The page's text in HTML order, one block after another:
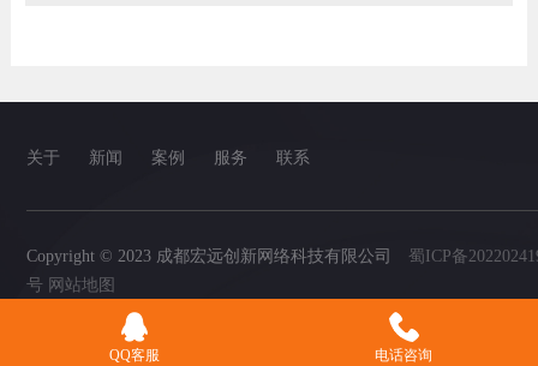
关于 新闻 案例 服务 联系
Copyright © 2023 成都宏远创新网络科技有限公司 蜀ICP备
号 网站地图
QQ客服 电话咨询